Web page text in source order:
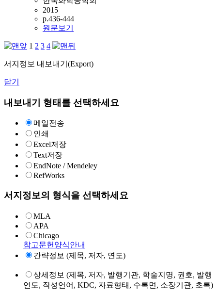
2015
p.436-444
원문보기
1 2 3 4
서지정보 내보내기(Export)
닫기
내보내기 형태를 선택하세요
메일전송
인쇄
Excel저장
Text저장
EndNote / Mendeley
RefWorks
서지정보의 형식을 선택하세요
MLA
APA
Chicago
참고문헌양식안내
간략정보 (제목, 저자, 연도)
상세정보 (제목, 저자, 발행기관, 학술지명, 권호, 발행
연도, 작성언어, KDC, 자료형태, 수록면, 소장기관, 초록)